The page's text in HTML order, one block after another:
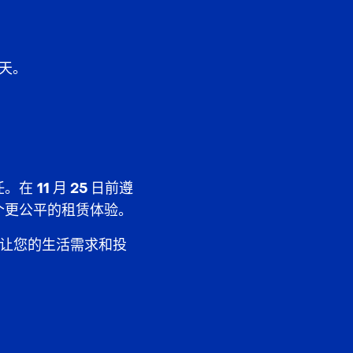
。
。在 11 月 25 日 前遵
更公平的租赁体验。
您的生活需求和投